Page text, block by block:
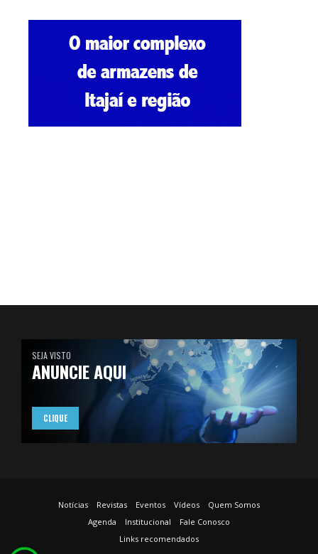
SEJA VISTO
ANUNCIE AQUI
CLIQUE
Notícias Revistas Eventos Vídeos
Quem Somos
Agenda
Institucional
Fale Conosco
Links recomendados